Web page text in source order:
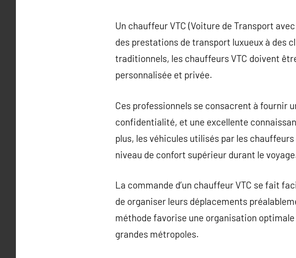
Un chauffeur VTC (Voiture de Transport
des prestations de transport luxueux à des
traditionnels, les chauffeurs VTC doivent
personnalisée et privée.
Ces professionnels se consacrent à fournir
confidentialité, et une excellente
plus, les véhicules utilisés par les
niveau de confort supérieur durant le
La commande d’un chauffeur VTC se fait
de organiser leurs déplacements
méthode favorise une organisation
grandes métropoles.